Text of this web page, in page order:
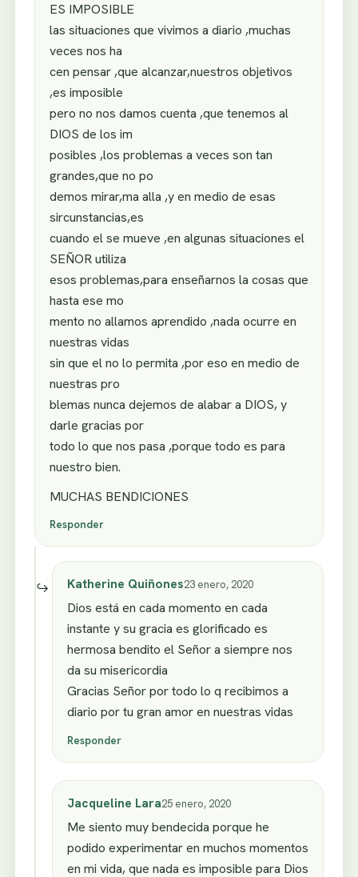
ES IMPOSIBLE
las situaciones que vivimos a diario ,muchas
veces nos ha
cen pensar ,que alcanzar,nuestros objetivos
,es imposible
pero no nos damos cuenta ,que tenemos al
DIOS de los im
posibles ,los problemas a veces son tan
grandes,que no po
demos mirar,ma alla ,y en medio de esas
sircunstancias,es
cuando el se mueve ,en algunas situaciones el
SEÑOR utiliza
esos problemas,para enseñarnos la cosas que
hasta ese mo
mento no allamos aprendido ,nada ocurre en
nuestras vidas
sin que el no lo permita ,por eso en medio de
nuestras pro
blemas nunca dejemos de alabar a DIOS, y
darle gracias por
todo lo que nos pasa ,porque todo es para
nuestro bien.
MUCHAS BENDICIONES
Responder
Katherine Quiñones23 enero, 2020
Dios está en cada momento en cada
instante y su gracia es glorificado es
hermosa bendito el Señor a siempre nos
da su misericordia
Gracias Señor por todo lo q recibimos a
diario por tu gran amor en nuestras vidas
Responder
Jacqueline Lara25 enero, 2020
Me siento muy bendecida porque he
podido experimentar en muchos momentos
en mi vida, que nada es imposible para Dios